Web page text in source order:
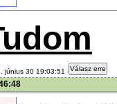
június 30 19:03:51 Válasz erre